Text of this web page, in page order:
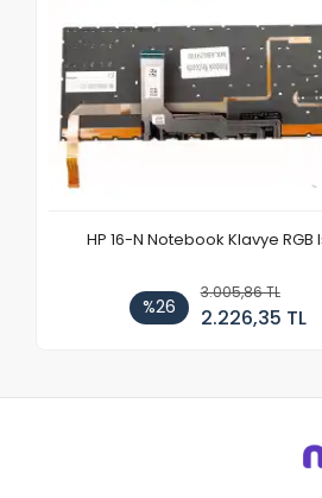
HP 16-N Notebook Klavye RGB
%26
3.005,86 TL
2.226,35 TL